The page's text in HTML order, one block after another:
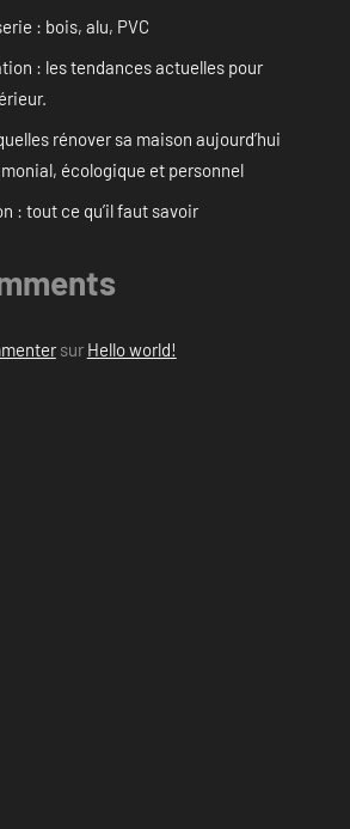
: bois, alu, PVC
: les tendances actuelles pour
rénover sa maison aujourd’hui
écologique et personnel
: tout ce qu’il faut savoir
sur Hello world!